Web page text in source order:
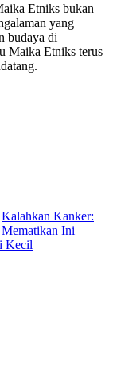
Etniks bukan
yang
budaya di
Maika Etniks terus
Kalahkan Kanker:
Ini
Kecil